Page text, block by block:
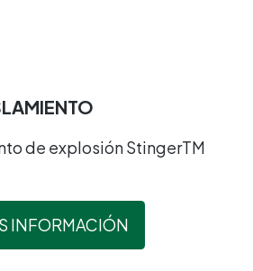
de explosión StingerTM
INFORMACIÓN